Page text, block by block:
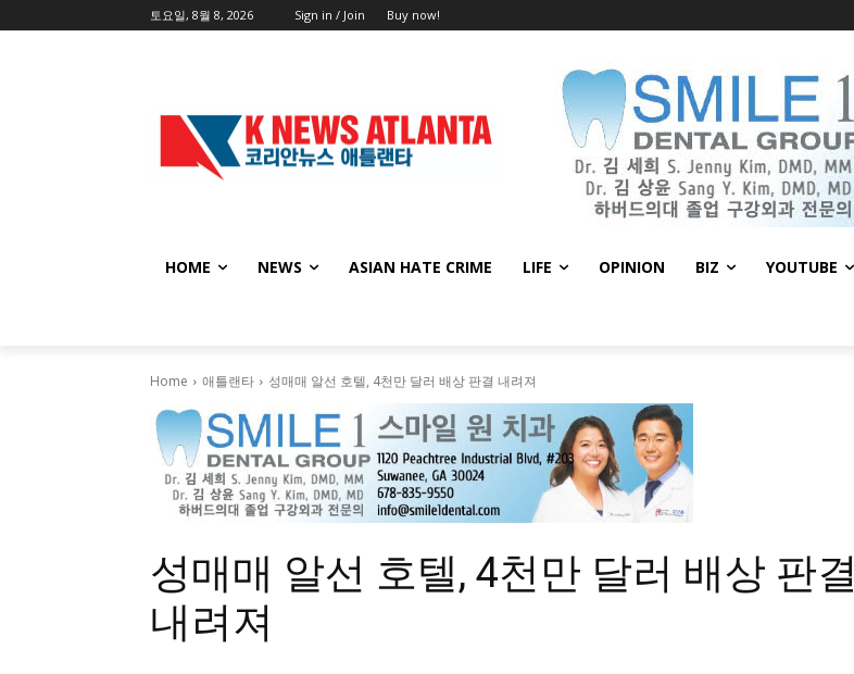
토요일, 8월 8, 2026 Sign in / Join Buy now!
HOME NEWS ASIAN HATE CRIME LIFE OPINION BIZ YOUTUBE
Home 애틀랜타 성매매 알선 호텔, 4천만 달러 배상 판결 내려져
성매매 알선 호텔, 4천만 달러 배상 판결
내려져